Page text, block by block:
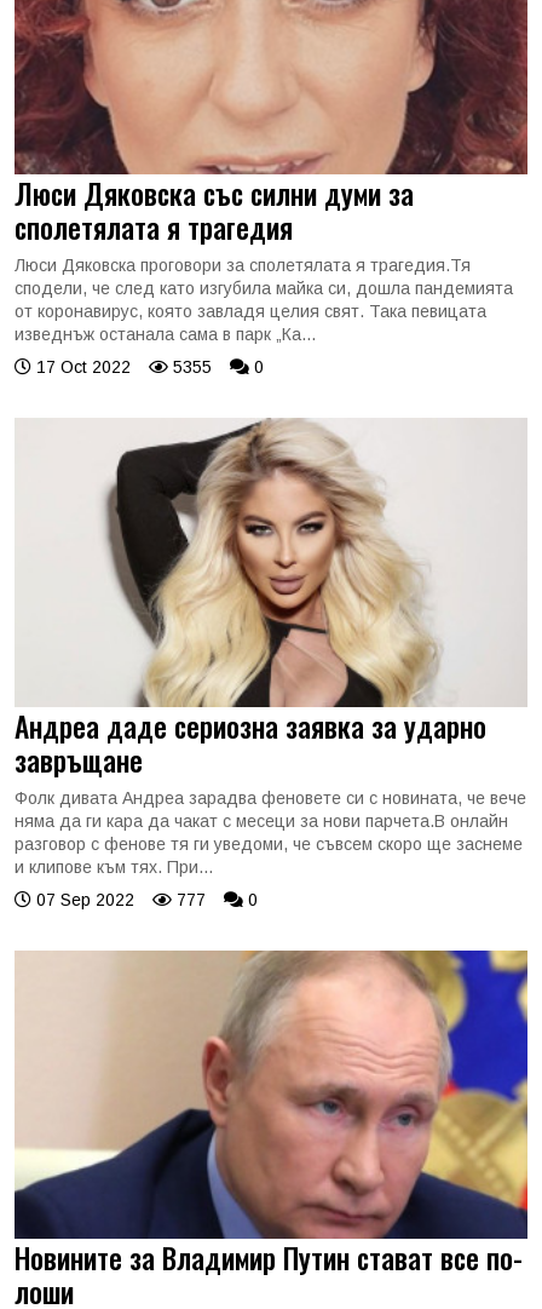
Люси Дяковска със силни думи за
сполетялата я трагедия
Люси Дяковска проговори за сполетялата я трагедия.Тя
сподели, че след като изгубила майка си, дошла пандемията
от коронавирус, която завладя целия свят. Така певицата
изведнъж останала сама в парк „Ка...
17 Oct 2022
5355 0
Андреа даде сериозна заявка за ударно
завръщане
Фолк дивата Андреа зарадва феновете си с новината, че вече
няма да ги кара да чакат с месеци за нови парчета.В онлайн
разговор с фенове тя ги уведоми, че съвсем скоро ще заснеме
и клипове към тях. При...
07 Sep 2022
777 0
Новините за Владимир Путин стават все по-
лоши